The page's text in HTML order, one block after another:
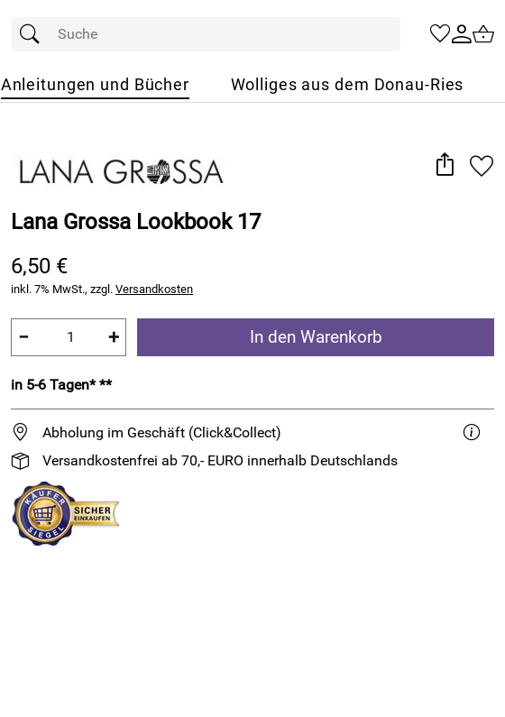
Anleitungen und Bücher Wolliges aus dem Donau-Ries
Lana Grossa Lookbook 17
6,50 €
inkl. 7% MwSt., zzgl. Versandkosten
− + In den Warenkorb
in 5-6 Tagen* **
Abholung im Geschäft (Click&Collect)
Versandkostenfrei ab 70,- EURO innerhalb Deutschlands